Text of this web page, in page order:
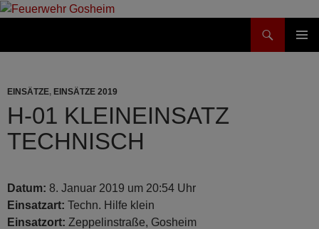
EINSÄTZE, EINSÄTZE 2019
H-01 KLEINEINSATZ
TECHNISCH
Datum: 8. Januar 2019 um 20:54 Uhr
Einsatzart: Techn. Hilfe klein
Einsatzort: Zeppelinstraße, Gosheim